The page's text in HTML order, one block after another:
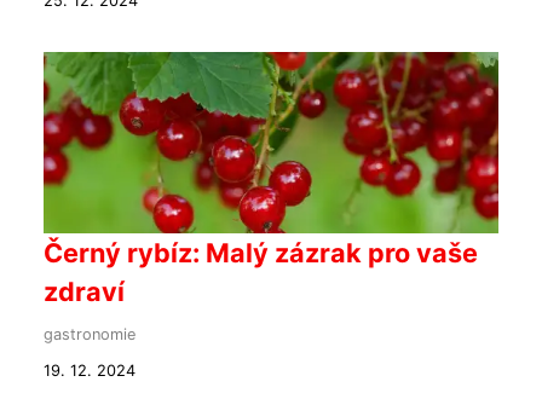
Černý rybíz: Malý zázrak pro vaše
zdraví
gastronomie
19. 12. 2024